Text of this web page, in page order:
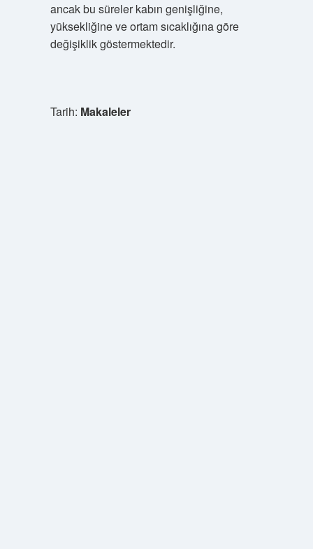
ancak bu süreler kabın genişliğine,
yüksekliğine ve ortam sıcaklığına göre
değişiklik göstermektedir.
Tarih: Makaleler